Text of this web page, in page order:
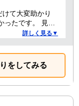
て大変助かり
たです。 見積
た。 ありがとう
詳しく見る▼
をしてみる